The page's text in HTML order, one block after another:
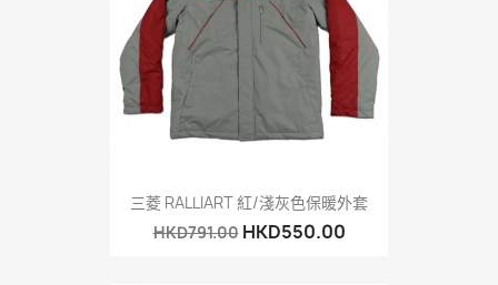
三菱 RALLIART 紅/淺灰色保暖外套
HKD791.00 HKD550.00